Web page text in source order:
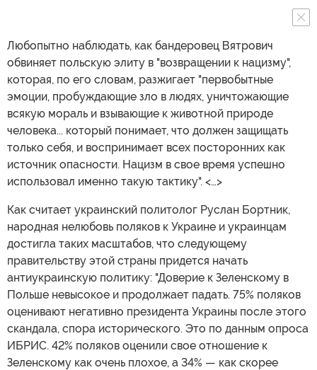
Любопытно наблюдать, как бандеровец Вятрович
обвиняет польскую элиту в "возвращении к нацизму",
которая, по его словам, разжигает "первобытные
эмоции, пробуждающие зло в людях, уничтожающие
всякую мораль и взывающие к животной природе
человека... который понимает, что должен защищать
только себя, и воспринимает всех посторонних как
источник опасности. Нацизм в свое время успешно
использовал именно такую тактику". <…>
Как считает украинский политолог Руслан Бортник,
народная нелюбовь поляков к Украине и украинцам
достигла таких масштабов, что следующему
правительству этой страны придется начать
антиукраинскую политику: "Доверие к Зеленскому в
Польше невысокое и продолжает падать. 75% поляков
оценивают негативно президента Украины после этого
скандала, спора исторического. Это по данным опроса
ИБРИС. 42% поляков оценили свое отношение к
Зеленскому как очень плохое, а 34% — как скорее